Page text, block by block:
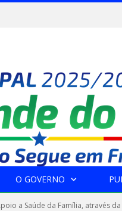
O GOVERNO
a Saúde da Família, através